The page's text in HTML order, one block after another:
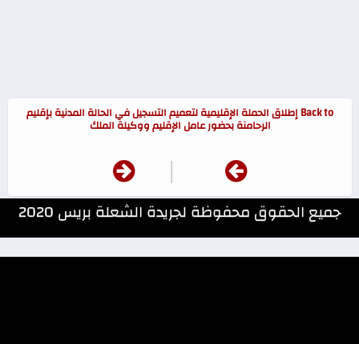
Back to إطلاق الحملة الإقليمية لتعميم التسجيل في الحالة المدنية بإقليم
الرحامنة بحضور عامل الإقليم ووكيلة الملك
|
جميع الحقوق محفوظة لجريدة الشعلة بريس 2020